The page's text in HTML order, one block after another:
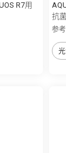
R7用
抗
参
光